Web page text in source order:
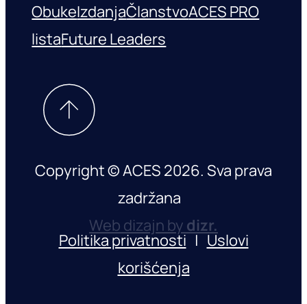
ObukeIzdanjaČlanstvoACES PRO
listaFuture Leaders
Copyright © ACES 2026. Sva prava
zadržana
Web dizajn bydizr.
Politika privatnosti|Uslovi
korišćenja